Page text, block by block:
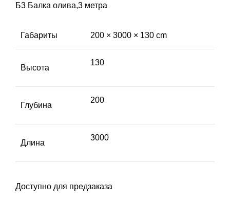
Б3 Балка олива,3 метра
Габариты 200 × 3000 × 130 cm
Высота
130
Глубина
200
Длина
3000
Доступно для предзаказа